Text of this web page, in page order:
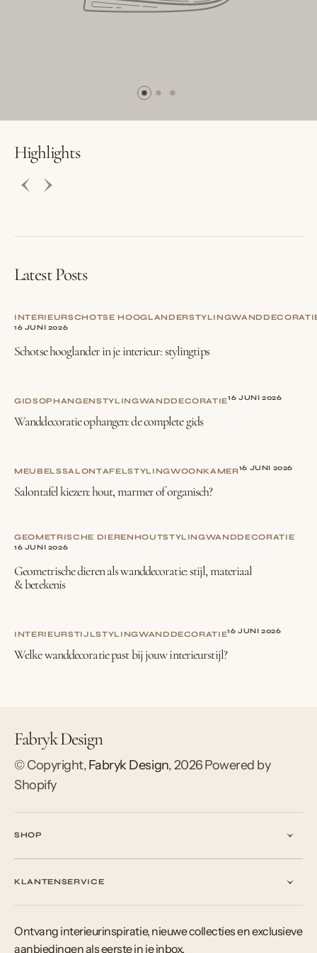
BUTTON LABELBUTTON LABEL
Highlights
Latest Posts
INTERIEURSCHOTSE HOOGLANDERSTYLING
16 JUNI 2026
Schotse hooglander in je interieur: stylingtips
GIDSOPHANGENSTYLINGWANDDECORATIE16 JUNI 2026
Wanddecoratie ophangen: de complete gids
MEUBELSSALONTAFELSTYLINGWOONKAMER16 JUNI 2026
Salontafel kiezen: hout, marmer of organisch?
GEOMETRISCHE DIERENHOUTSTYLINGWANDDECORATIE
16 JUNI 2026
Geometrische dieren als wanddecoratie: stijl, materiaal
& betekenis
INTERIEURSTIJLSTYLINGWANDDECORATIE16 JUNI 2026
Welke wanddecoratie past bij jouw interieurstijl?
Fabryk Design
© Copyright,Fabryk Design,2026Powered by
Shopify
SHOP
KLANTENSERVICE
Ontvang interieurinspiratie, nieuwe collecties en exclusieve
aanbiedingen als eerste in je inbox.